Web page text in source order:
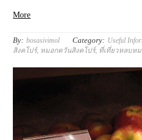
More
By: bosasivimol Category: Useful
สิงคโปร์, หมอกควันสิงคโปร์, ที่เที่ยวหลบห